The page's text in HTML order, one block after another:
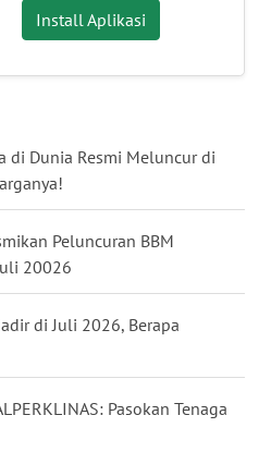
Install Aplikasi
di Dunia Resmi Meluncur di
Peluncuran BBM
20026
di Juli 2026, Berapa
Pasokan Tenaga